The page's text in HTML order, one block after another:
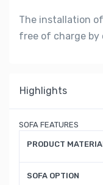
The installation
free of charge by
Highlights
SOFA FEATURES
PRODUCT
SOFA OPTION